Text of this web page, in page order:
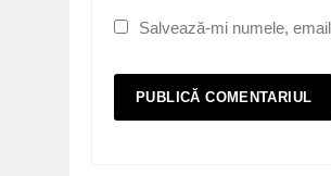
Salvează-mi numele,